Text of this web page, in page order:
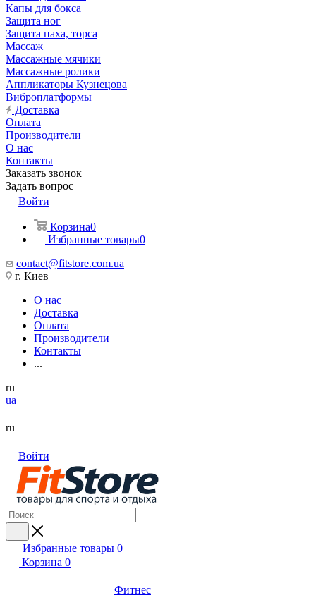
Капы для бокса
Защита ног
Защита паха, торса
Массаж
Массажные мячики
Массажные ролики
Аппликаторы Кузнецова
Виброплатформы
Доставка
Оплата
Производители
О нас
Контакты
Заказать звонок
Задать вопрос
Войти
Корзина0
Избранные товары0
contact@fitstore.com.ua
г. Киев
О нас
Доставка
Оплата
Производители
Контакты
...
ru
ua
ru
Войти
Избранные товары 0
Корзина 0
Фитнес